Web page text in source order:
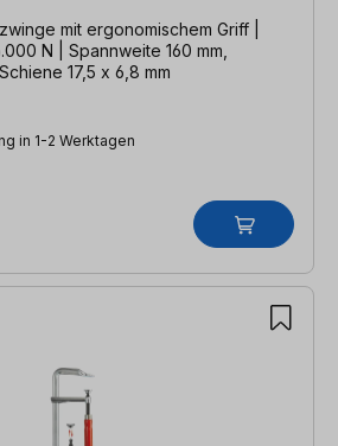
mit ergonomischem Griff |
N | Spannweite 160 mm,
17,5 x 6,8 mm
in 1-2 Werktagen